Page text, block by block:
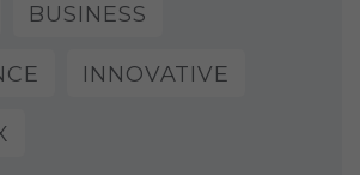
BUSINESS
INNOVATIVE